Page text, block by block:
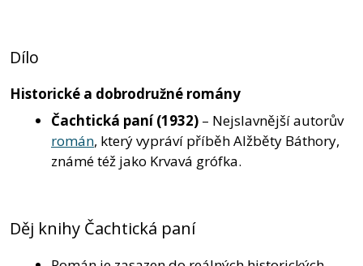
Dílo
Historické a dobrodružné romány
Čachtická paní(1932) – Nejslavnější autorův
román, který vypráví příběh Alžběty Báthory,
známé též jako Krvavá grófka.
Děj knihy Čachtická paní